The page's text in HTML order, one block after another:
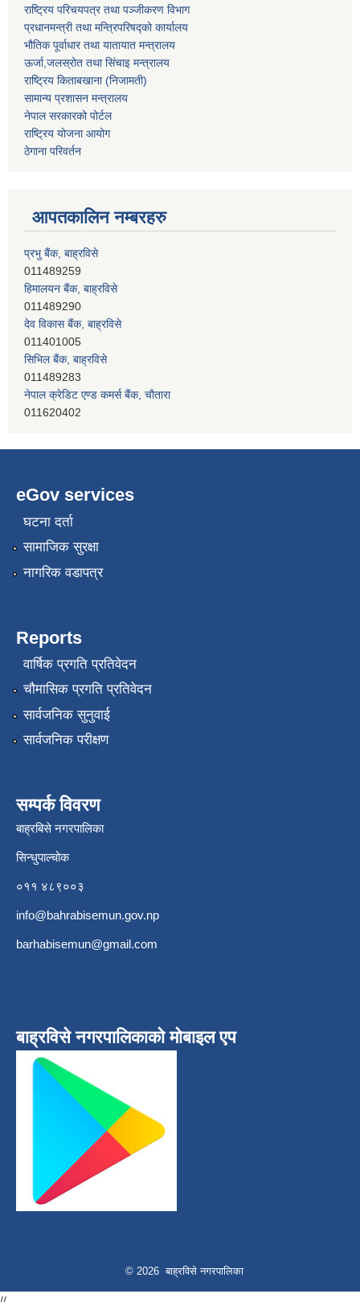
राष्ट्रिय परिचयपत्र तथा पञ्‍जीकरण विभाग
प्रधानमन्त्री तथा मन्त्रिपरिषद्को कार्यालय
भौतिक पूर्वाधार तथा यातायात मन्त्रालय
ऊर्जा,जलस्रोत तथा सिंचाइ मन्त्रालय
राष्ट्रिय किताबखाना (निजामती)
सामान्य प्रशासन मन्त्रालय
नेपाल सरकारको पोर्टल
राष्ट्रिय योजना आयोग
ठेगाना परिवर्तन
आपतकालिन नम्बरहरु
हिमालयन बैंक, बाह्रविसे
011489290
देव विकास बैंक, बाह्रविसे
011401005
सिभिल बैंक, बाह्रविसे
011489283
नेपाल क्रेडिट एण्ड कमर्स बैंक, चाैतारा
011620402
प्रभु बैंक, बाह्रविसे
011489259
eGov services
घटना दर्ता
सामाजिक सुरक्षा
नागरिक वडापत्र
Reports
वार्षिक प्रगति प्रतिवेदन
चौमासिक प्रगति प्रतिवेदन
सार्वजनिक सुनुवाई
सार्वजनिक परीक्षण
सम्पर्क विवरण
बाह्रबिसे नगरपालिका
सिन्धुपाल्चोक
०११ ४८९००३
info@bahrabisemun.gov.np
barhabisemun@gmail.com
बाह्रविसे नगरपालिकाकाे माेबाइल एप
© 2026 बाह्रविसे नगरपालिका